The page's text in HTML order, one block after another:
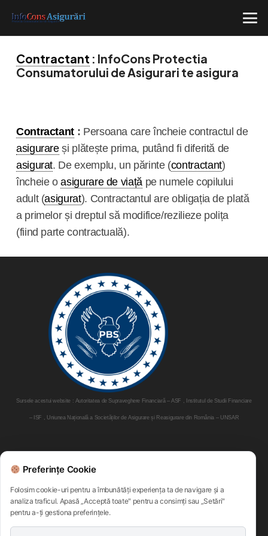
Contractant : InfoCons Protectia
Consumatorului de Asigurari te asigura
Contractant : Persoana care încheie contractul de
asigurareși plătește prima, putând fi diferită de
asigurat. De exemplu, un părinte (contractant)
încheie oasigurare de viațăpe numele copilului
adult (asigurat). Contractantul are obligația de plată
a primelor și dreptul să modifice/rezilieze polița
(fiind parte contractuală).
Sursele acestui website : Autoritatea de Supraveghere Financiară – ASF , Institutul de Studii Financiare
– ISF , Uniunea Națională a Societăților de Asigurare și Reasigurare din România – UNSAR
Parteneri:
Preferințe Cookie
Folosim cookie-uri pentru a îmbunătăți experiența ta de navigare și a
analiza traficul. Apasă „Acceptă toate" pentru a consimți sau „Setări"
pentru a-ți gestiona preferințele.